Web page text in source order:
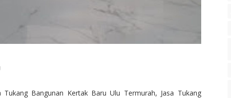
Bangunan Kertak Baru Ulu Termurah, Jasa Tukang